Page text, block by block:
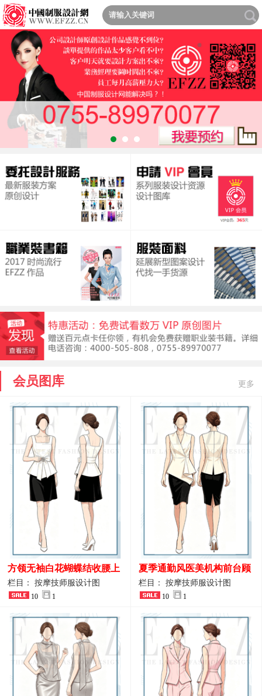
会员图库 更多
方领无袖白花蝴蝶结收腰上
衣 SPA会所接待工作制服设
计
栏目： 按摩技师服设计图
10 1
夏季通勤风医美机构前台顾
问端庄工作制服
栏目： 按摩技师服设计图
10 1